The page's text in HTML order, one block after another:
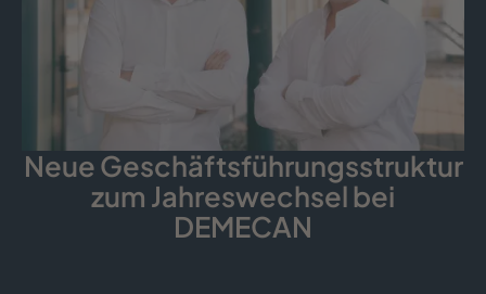
Neue Geschäfts­führungs­struktur
zum Jahreswechsel bei
DEMECAN